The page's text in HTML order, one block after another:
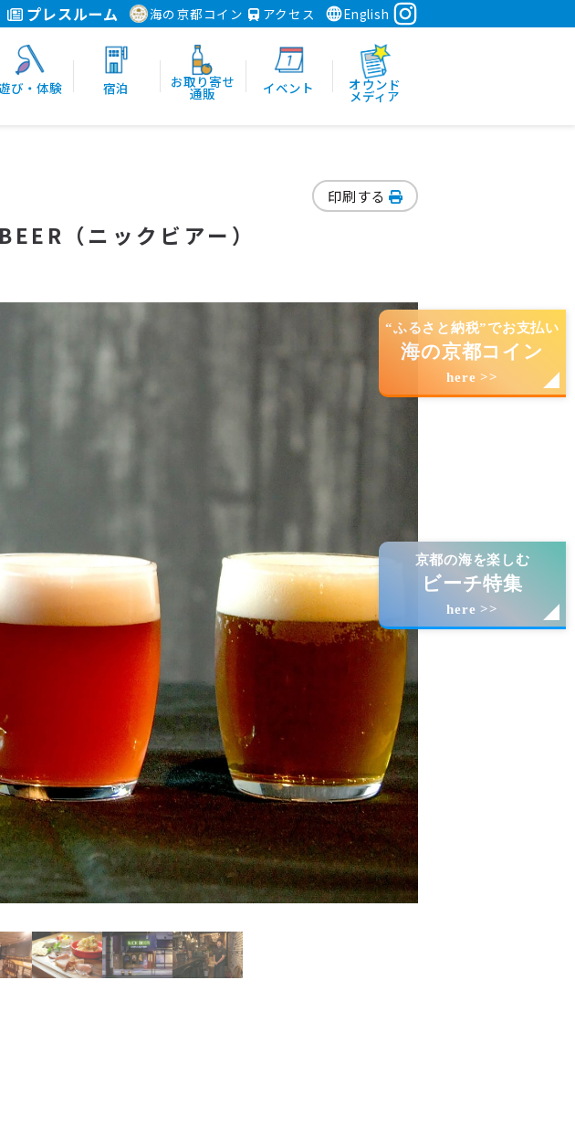
プレスルーム 海の京都コイン アクセス English
び・体験 宿泊 お取り寄せ
通販 イベント オウンド
メディア
“ふるさと納税”でお支払い
海の京都コイン
here >>
京都の海を楽しむ
ビーチ特集
here >>
印刷する
（ニックビアー）